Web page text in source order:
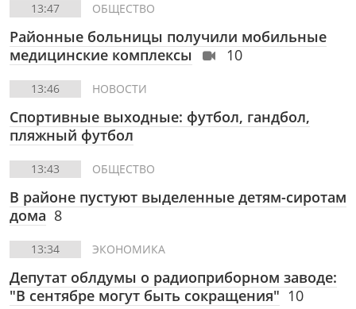
13:47 ОБЩЕСТВО
Районные больницы получили мобильные
медицинские комплексы
10
13:46 НОВОСТИ
Спортивные выходные: футбол, гандбол,
пляжный футбол
13:43 ОБЩЕСТВО
В районе пустуют выделенные детям-сиротам
дома 8
13:34 ЭКОНОМИКА
Депутат облдумы о радиоприборном заводе:
"В сентябре могут быть сокращения" 10